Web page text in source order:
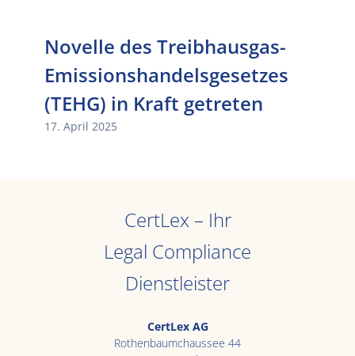
Novelle des Treibhausgas-
Emissionshandelsgesetzes
(TEHG) in Kraft getreten
17. April 2025
CertLex – Ihr
Legal Compliance
Dienstleister
CertLex AG
Rothenbaumchaussee 44